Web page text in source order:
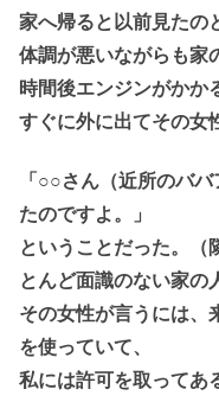
家へ帰ると以前見たの
体調が悪いながらも家
時間後エンジンがかか
すぐに外に出てその女
「○○さん（近所のバ
たのですよ。」
ということだった。（
とんど面識のない家の
その女性が言うには、
を使っていて、
私には許可を取ってあ